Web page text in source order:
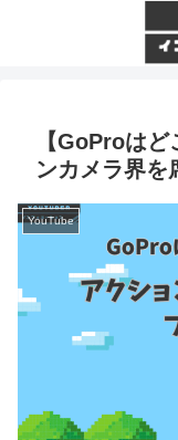
【GoProは
ンカメラ界を
YouTube